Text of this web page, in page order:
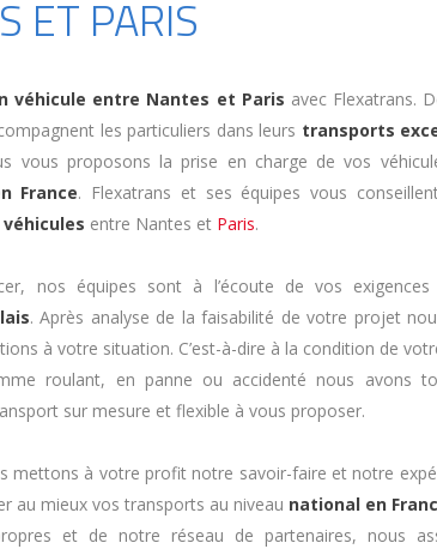
ET PARIS
véhicule entre Nantes et Paris avec Flexatrans.
les particuliers dans leurs transports
vous proposons la prise en charge de vos
France. Flexatrans et ses équipes vous
entre Nantes et Paris.
nos équipes sont à l’écoute de vos
. Après analyse de la faisabilité de votre projet
à votre situation. C’est-à-dire à la condition de
roulant, en panne ou accidenté nous avons
sur mesure et flexible à vous proposer.
mettons à votre profit notre savoir-faire et notre
au mieux vos transports au niveau national en
et de notre réseau de partenaires, nous